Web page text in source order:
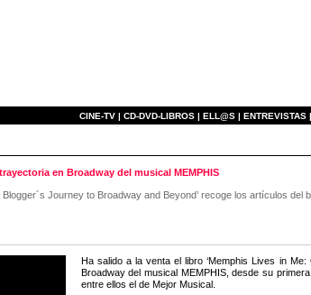
CINE-TV | CD-DVD-LIBROS | ELL@S | ENTREVISTAS |
en Broadway del musical MEMPHIS
Blogger´s Journey to Broadway and Beyond’ recoge los artículos
Ha salido a la venta el libro ‘Memphis Lives in
Broadway del musical MEMPHIS, desde su
entre ellos el de Mejor Musical.